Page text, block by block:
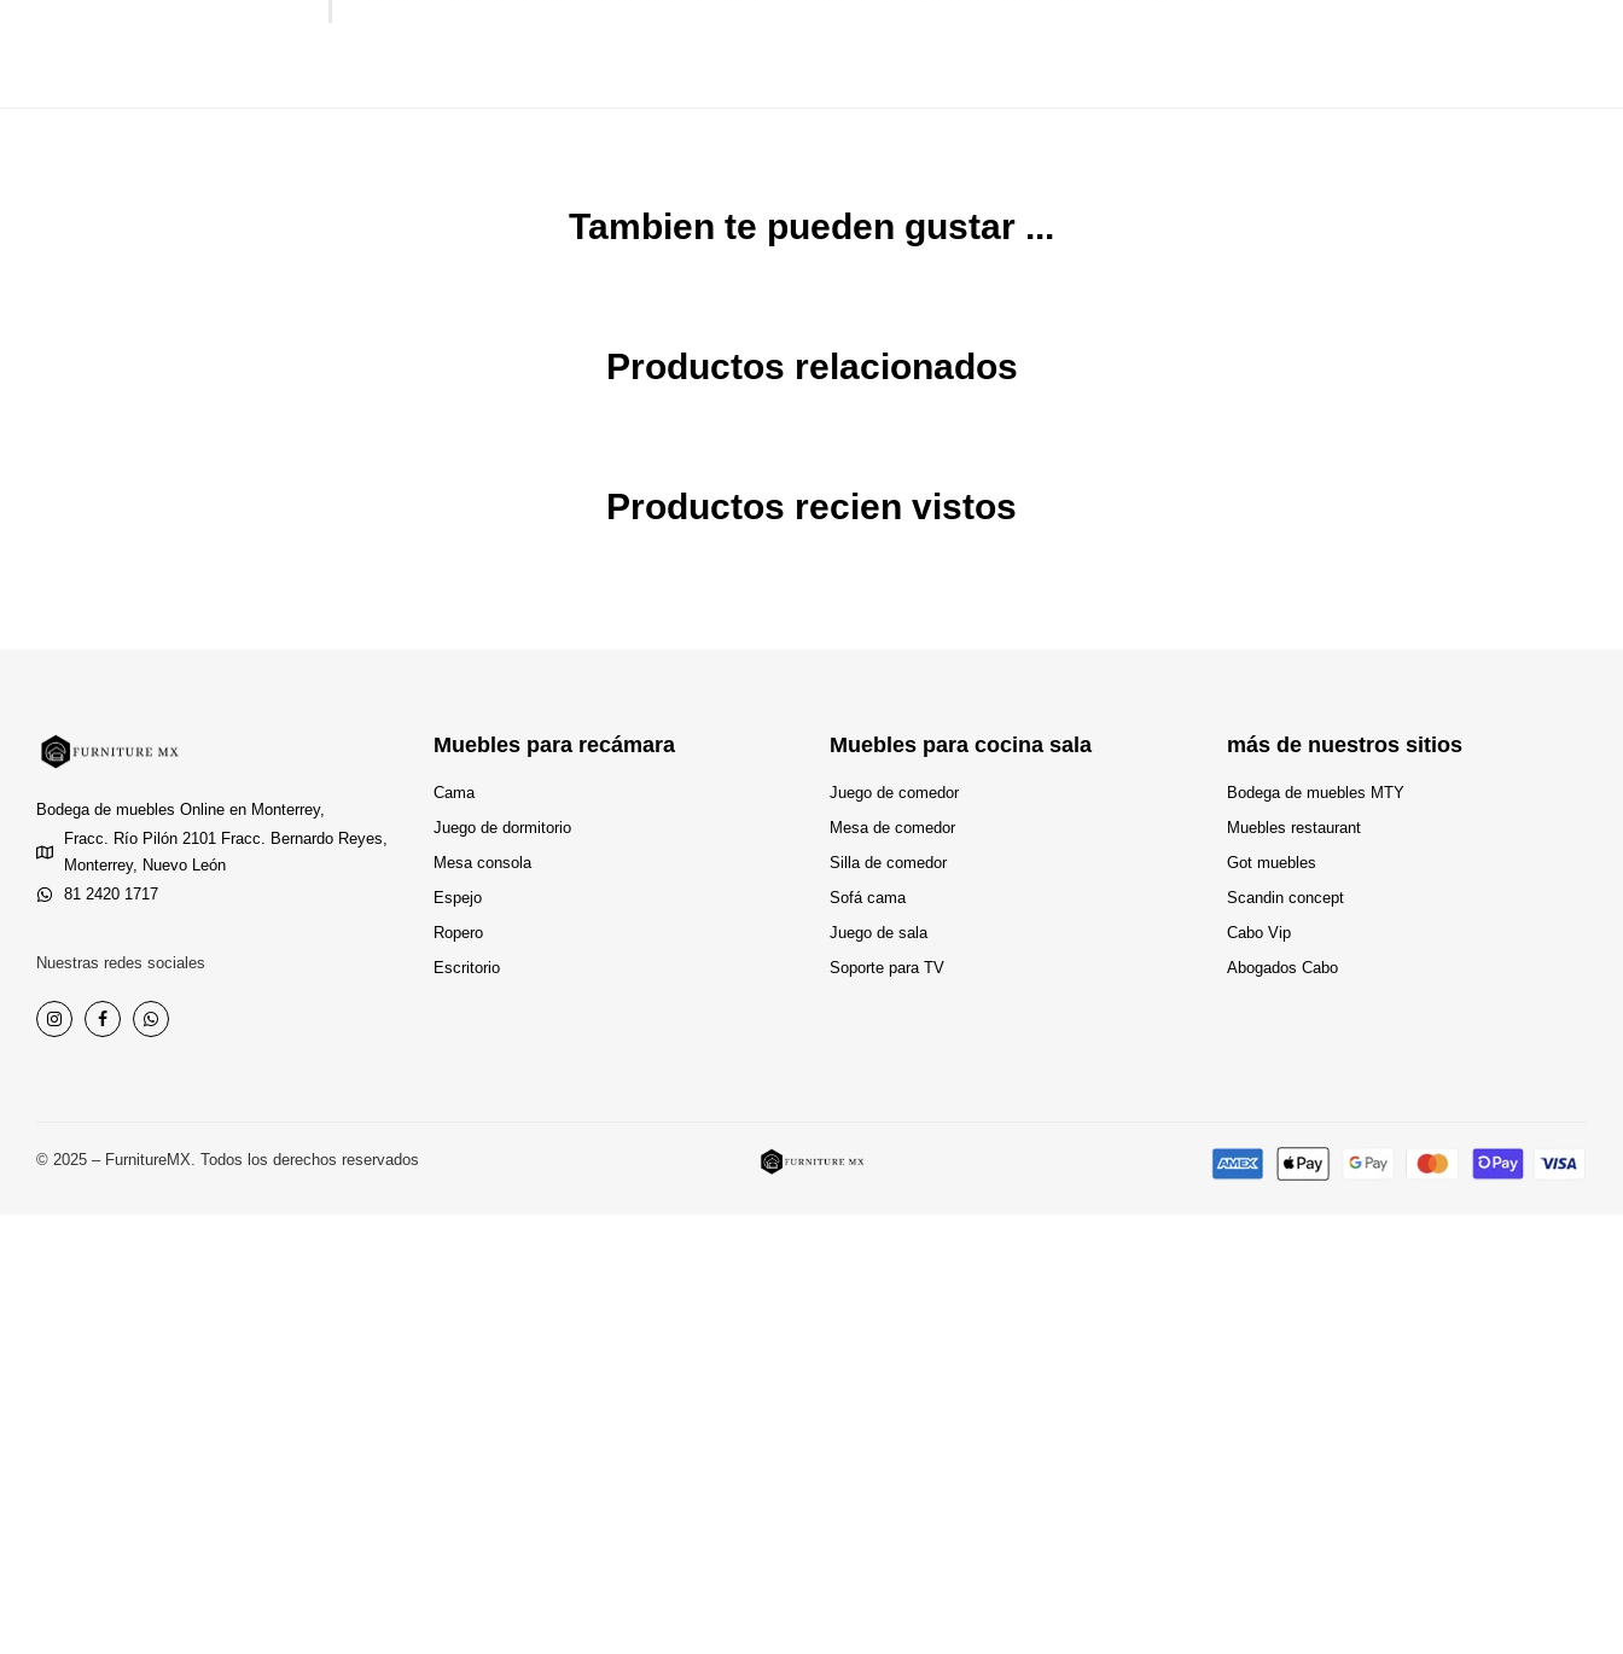
Tambien te pueden gustar ...
Productos relacionados
Productos recien vistos
Bodega de muebles Online en Monterrey,
Fracc. Río Pilón 2101 Fracc. Bernardo Reyes,
Monterrey, Nuevo León
81 2420 1717
Nuestras redes sociales
Muebles para recámara
Cama
Juego de dormitorio
Mesa consola
Espejo
Ropero
Escritorio
Muebles para cocina sala
Juego de comedor
Mesa de comedor
Silla de comedor
Sofá cama
Juego de sala
Soporte para TV
más de nuestros sitios
Bodega de muebles MTY
Muebles restaurant
Got muebles
Scandin concept
Cabo Vip
Abogados Cabo
© 2025 – FurnitureMX. Todos los derechos reservados